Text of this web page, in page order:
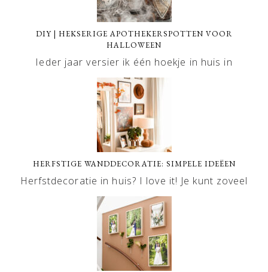
DIY | HEKSERIGE APOTHEKERSPOTTEN VOOR
HALLOWEEN
Ieder jaar versier ik één hoekje in huis in
HERFSTIGE WANDDECORATIE: SIMPELE IDEËEN
Herfstdecoratie in huis? I love it! Je kunt zoveel